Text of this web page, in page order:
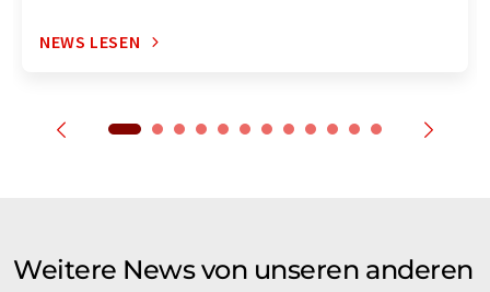
NEWS LESEN
Weitere News von unseren anderen